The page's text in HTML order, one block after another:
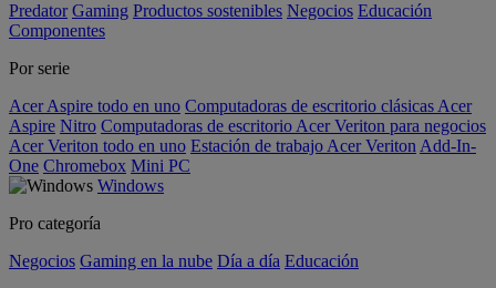
Predator Gaming Productos sostenibles Negocios Educación
Componentes
Por serie
Acer Aspire todo en uno Computadoras de escritorio clásicas Acer
Aspire Nitro Computadoras de escritorio Acer Veriton para negocios
Acer Veriton todo en uno Estación de trabajo Acer Veriton Add-In-
One Chromebox Mini PC
Windows
Pro categoría
Negocios Gaming en la nube Día a día Educación